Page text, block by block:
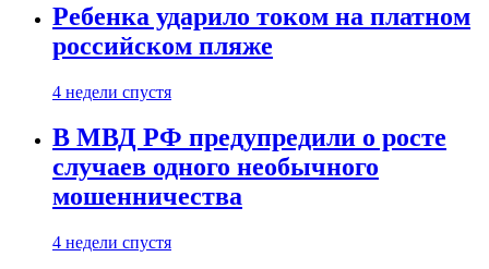
Ребенка ударило током на платном
российском пляже
4 недели спустя
В МВД РФ предупредили о росте
случаев одного необычного
мошенничества
4 недели спустя